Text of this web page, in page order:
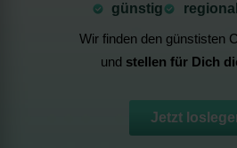
günstig ⁠regional
Wir finden den günstisten
und stellen für Dich
Jetzt